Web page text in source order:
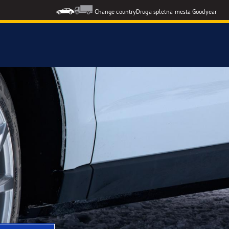
Change countryDruga spletna mesta Goodyear
SuperSport
3